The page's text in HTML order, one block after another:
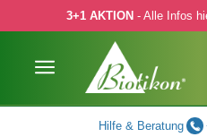
Hauptinhalt springen
Zur Suche springen
Zur Hauptnavigation springen
3+1 AKTION - Alle Infos
Hilfe & Beratung